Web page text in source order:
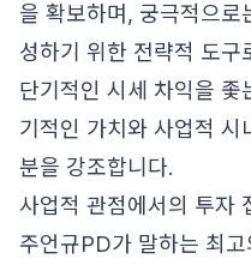
을 확보하며, 궁극적으로
성하기 위한 전략적 도구
단기적인 시세 차익을
기적인 가치와 사업적 시
분을 강조합니다.
사업적 관점에서의 투자
주언규PD가 말하는 최